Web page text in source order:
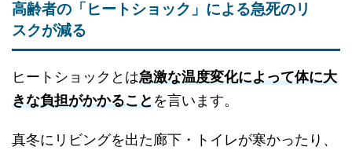
高齢者の「ヒートショック」による急死のリ
スクが減る
ヒートショックとは急激な温度変化によって体に大
きな負担がかかることを言います。
真冬にリビングを出た廊下・トイレが寒かったり、